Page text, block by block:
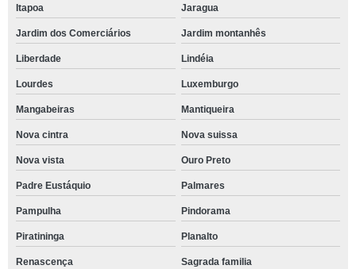
Itapoa Jaragua
Jardim dos Comerciários Jardim montanhês
Liberdade Lindéia
Lourdes Luxemburgo
Mangabeiras Mantiqueira
Nova cintra Nova suissa
Nova vista Ouro Preto
Padre Eustáquio Palmares
Pampulha Pindorama
Piratininga Planalto
Renascença Sagrada familia